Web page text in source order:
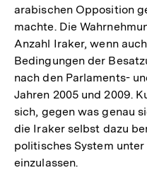
arabischen Opposition
machte. Die
Anzahl Iraker, wenn
Bedingungen der
nach den Parlaments-
Jahren 2005 und 2009.
sich, gegen was genau
die Iraker selbst dazu
politisches System
einzulassen.